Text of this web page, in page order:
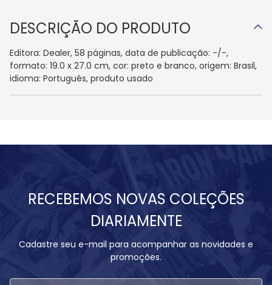
DESCRIÇÃO DO PRODUTO
Editora: Dealer, 58 páginas, data de publicação: -/-,
formato: 19.0 x 27.0 cm, cor: preto e branco, origem: Brasil,
idioma: Português, produto usado
RECEBEMOS NOVAS COLEÇÕES
DIARIAMENTE
Cadastre seu e-mail para acompanhar as novidades e
promoções.